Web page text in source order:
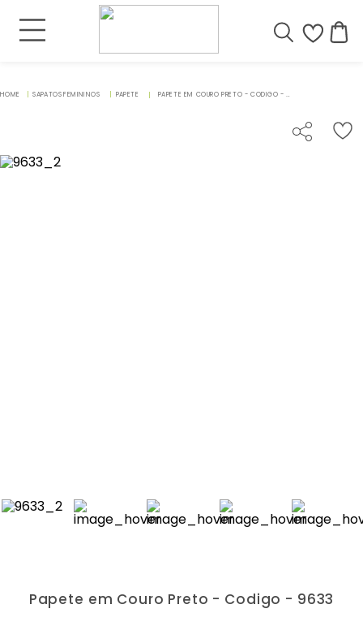
SAPATOS FEMININOS PAPETE PAPETE EM COURO PRETO - CODIGO - 9633
Papete em Couro Preto - Codigo - 9633